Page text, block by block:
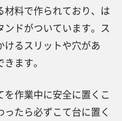
料で作られており、は
ドがついています。ス
けるスリットや穴があ
ます。
作業中に安全に置くこ
たら必ずこて台に置く